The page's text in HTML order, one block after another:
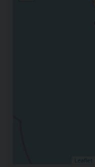
Leaflet